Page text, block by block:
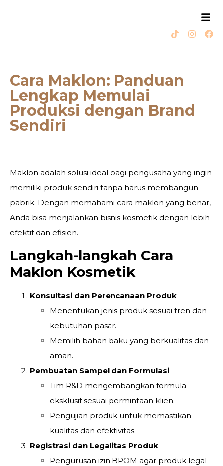
Cara Maklon: Panduan
Lengkap Memulai
Produksi dengan Brand
Sendiri
Maklon adalah solusi ideal bagi pengusaha yang ingin
memiliki produk sendiri tanpa harus membangun
pabrik. Dengan memahami cara maklon yang benar,
Anda bisa menjalankan bisnis kosmetik dengan lebih
efektif dan efisien.
Langkah-langkah Cara
Maklon Kosmetik
Konsultasi dan Perencanaan Produk
Menentukan jenis produk sesuai tren dan
kebutuhan pasar.
Memilih bahan baku yang berkualitas dan
aman.
Pembuatan Sampel dan Formulasi
Tim R&D mengembangkan formula
eksklusif sesuai permintaan klien.
Pengujian produk untuk memastikan
kualitas dan efektivitas.
Registrasi dan Legalitas Produk
Pengurusan izin BPOM agar produk legal